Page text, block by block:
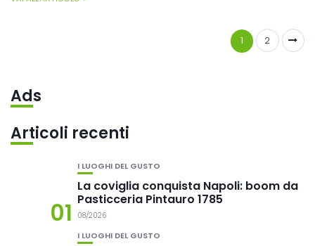
1 2
Ads
Articoli recenti
01
I LUOGHI DEL GUSTO
La coviglia conquista Napoli: boom da
Pasticceria Pintauro 1785
08/2026
I LUOGHI DEL GUSTO